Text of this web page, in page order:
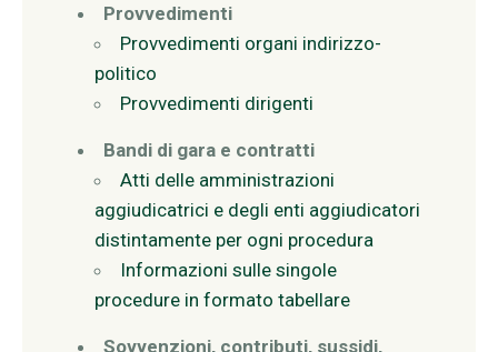
Provvedimenti
Provvedimenti organi indirizzo-
politico
Provvedimenti dirigenti
Bandi di gara e contratti
Atti delle amministrazioni
aggiudicatrici e degli enti aggiudicatori
distintamente per ogni procedura
Informazioni sulle singole
procedure in formato tabellare
Sovvenzioni, contributi, sussidi,